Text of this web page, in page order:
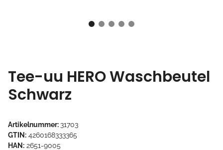
Tee-uu HERO Waschbeutel
Schwarz
Artikelnummer:31703
GTIN: 4260168333365
HAN: 2651-9005